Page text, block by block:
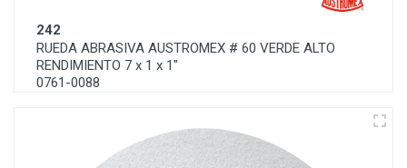
242
RUEDA ABRASIVA AUSTROMEX # 60 VERDE ALTO
RENDIMIENTO 7 x 1 x 1"
0761-0088